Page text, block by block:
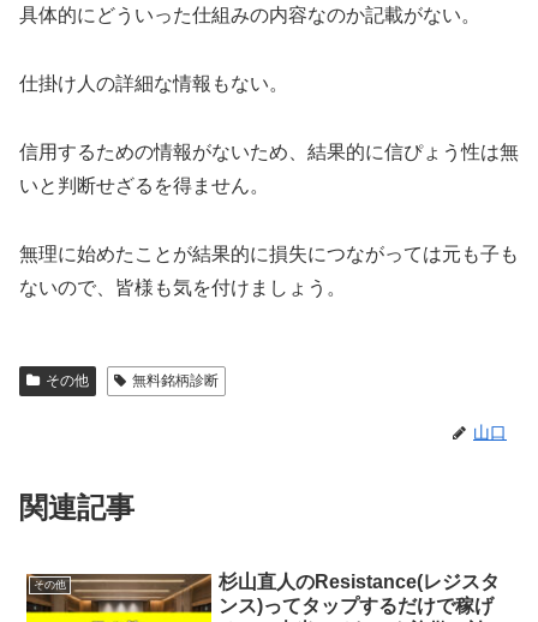
具体的にどういった仕組みの内容なのか記載がない。
仕掛け人の詳細な情報もない。
信用するための情報がないため、結果的に信ぴょう性は無
いと判断せざるを得ません。
無理に始めたことが結果的に損失につながっては元も子も
ないので、皆様も気を付けましょう。
その他 無料銘柄診断
山口
関連記事
その他
杉山直人のResistance(レジスタ
ンス)ってタップするだけで稼げ